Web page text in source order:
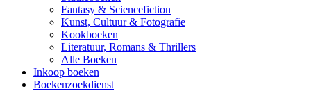
Fantasy & Sciencefiction
Kunst, Cultuur & Fotografie
Kookboeken
Literatuur, Romans & Thrillers
Alle Boeken
Inkoop boeken
Boekenzoekdienst